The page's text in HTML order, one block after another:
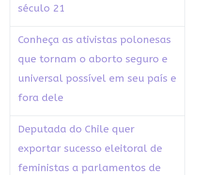
século 21
Conheça as ativistas polonesas
que tornam o aborto seguro e
universal possível em seu país e
fora dele
Deputada do Chile quer
exportar sucesso eleitoral de
feministas a parlamentos de